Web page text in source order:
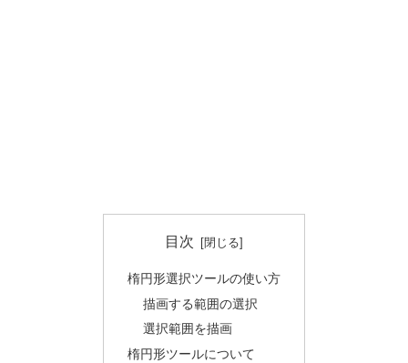
目次
楕円形選択ツールの使い方
描画する範囲の選択
選択範囲を描画
楕円形ツールについて